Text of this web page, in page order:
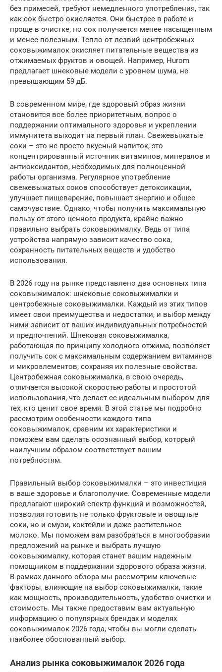
без примесей, требуют немедленного употребления, так
как сок быстро окисляется. Они быстрее в работе и
проще в очистке, но сок получается менее насыщенным
и менее полезным. Тепло от лезвий центробежных
соковыжималок окисляет питательные вещества из
отжимаемых фруктов и овощей. Например, Hurom
предлагает шнековые модели с уровнем шума, не
превышающим 59 дБ.
В современном мире, где здоровый образ жизни
становится все более приоритетным, вопрос о
поддержании оптимального здоровья и укреплении
иммунитета выходит на первый план. Свежевыжатые
соки – это не просто вкусный напиток, это
концентрированный источник витаминов, минералов и
антиоксидантов, необходимых для полноценной
работы организма. Регулярное употребление
свежевыжатых соков способствует детоксикации,
улучшает пищеварение, повышает энергию и общее
самочувствие. Однако, чтобы получить максимальную
пользу от этого ценного продукта, крайне важно
правильно выбрать соковыжималку. Ведь от типа
устройства напрямую зависит качество сока,
сохранность питательных веществ и удобство
использования.
В 2026 году на рынке представлено два основных типа
соковыжималок: шнековые соковыжималки и
центробежные соковыжималки. Каждый из этих типов
имеет свои преимущества и недостатки, и выбор между
ними зависит от ваших индивидуальных потребностей
и предпочтений. Шнековая соковыжималка,
работающая по принципу холодного отжима, позволяет
получить сок с максимальным содержанием витаминов
и микроэлементов, сохраняя их полезные свойства.
Центробежная соковыжималка, в свою очередь,
отличается высокой скоростью работы и простотой
использования, что делает ее идеальным выбором для
тех, кто ценит свое время. В этой статье мы подробно
рассмотрим особенности каждого типа
соковыжималок, сравним их характеристики и
поможем вам сделать осознанный выбор, который
наилучшим образом соответствует вашим
потребностям.
Правильный выбор соковыжималки – это инвестиция
в ваше здоровье и благополучие. Современные модели
предлагают широкий спектр функций и возможностей,
позволяя готовить не только фруктовые и овощные
соки, но и смузи, коктейли и даже растительное
молоко. Мы поможем вам разобраться в многообразии
предложений на рынке и выбрать лучшую
соковыжималку, которая станет вашим надежным
помощником в поддержании здорового образа жизни.
В рамках данного обзора мы рассмотрим ключевые
факторы, влияющие на выбор соковыжималки, такие
как мощность, производительность, удобство очистки и
стоимость. Мы также предоставим вам актуальную
информацию о популярных брендах и моделях
соковыжималок 2026 года, чтобы вы могли сделать
наиболее обоснованный выбор.
Анализ рынка соковыжималок 2026 года